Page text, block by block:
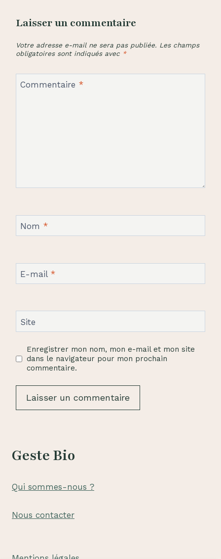
Laisser un commentaire
Votre adresse e-mail ne sera pas publiée. Les champs
obligatoires sont indiqués avec *
Commentaire *
Nom *
E-mail *
Site
Enregistrer mon nom, mon e-mail et mon site
dans le navigateur pour mon prochain
commentaire.
Geste Bio
Qui sommes-nous ?
Nous contacter